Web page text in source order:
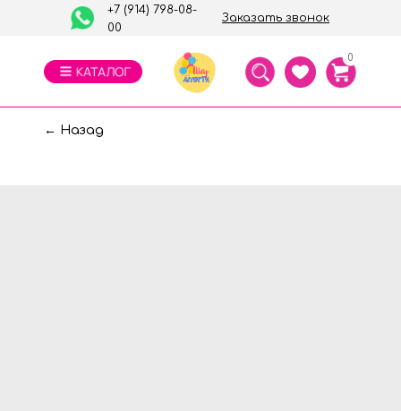
Заказать звонок
+7 (914) 798-08-
00
0
← Назад